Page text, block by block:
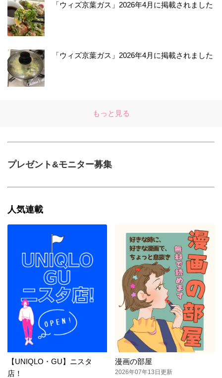
「ウィズ京葉ガス」2026年4月に掲載されました
「ウィズ京葉ガス」2026年4月に掲載されました
もっと見る
プレゼント&モニター募集
人気連載
【UNIQLO・GU】ニスタ
店！
漫画の部屋
2026年07年13日更新